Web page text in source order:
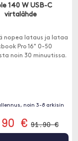
140 W USB-C
virtalähde
nopea lataus ja lataa
Pro 16" 0-50
noin 30 minuutissa.
noin 3-8 arkisin
€ 91.90 €